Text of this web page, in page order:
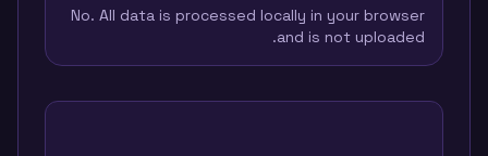
No. All data is processed locally in your browser
and is not uploaded.